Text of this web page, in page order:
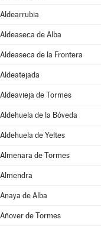
Aldearrubia
Aldeaseca de Alba
Aldeaseca de la Frontera
Aldeatejada
Aldeavieja de Tormes
Aldehuela de la Bóveda
Aldehuela de Yeltes
Almenara de Tormes
Almendra
Anaya de Alba
Añover de Tormes